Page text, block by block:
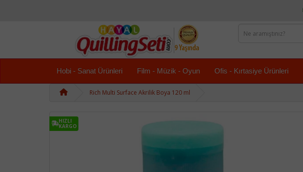
Hobi - Sanat Ürünleri Film - Müzik - Oyun Ofis - Kırtasiye Ürünleri
Rich Multi Surface Akrilik Boya 120 ml
HIZLI
KARGO